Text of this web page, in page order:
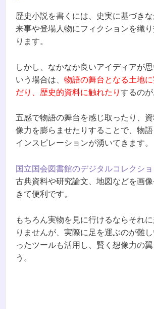
歴史小説を書くには、史実に基づき
来事や登場人物にフィクションを織
ります。
しかし、なかなか良いアイディアが
いう場合は、 物語の舞台となる土地
だり、歴史的資料に触れたり するのが
五感で物語の舞台を感じ取ったり、
像力を膨らませたりすることで、物
インスピレーションが湧いてきます。
国立国会図書館のデジタルコレクショ
古典資料や研究論文、地図などを画
きて便利です。
もちろん実物を見に行けるならそれ
りませんが、実際に足を運ぶのが難
ったツールも活用し、賢く想像力の
う。